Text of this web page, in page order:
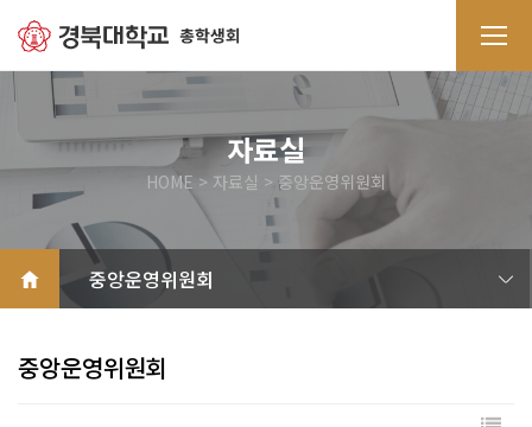
자료실
HOME > 자료실 > 중앙운영위원회
학생회칙
학생총회
전교학생대표자회의
중앙운영위원회
중앙운영위원회